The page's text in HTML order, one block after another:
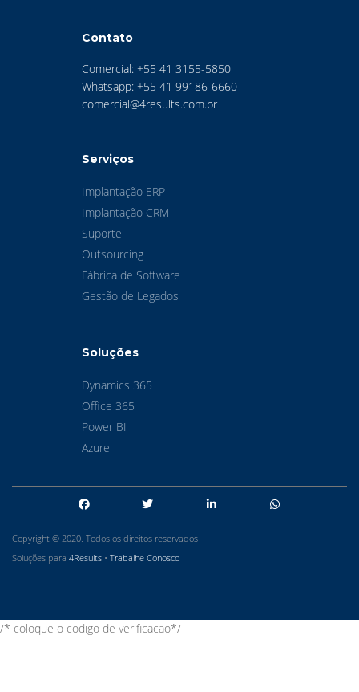
Contato
Comercial: +55 41 3155-5850
Whatsapp: +55 41 99186-6660
comercial@4results.com.br
Serviços
Implantação ERP
Implantação CRM
Suporte
Outsourcing
Fábrica de Software
Gestão de Legados
Soluções
Dynamics 365
Office 365
Power BI
Azure
Copyright © 2020. Todos os direitos reservados
Soluções para 4Results • Trabalhe Conosco
/* coloque o codigo de verificacao*/